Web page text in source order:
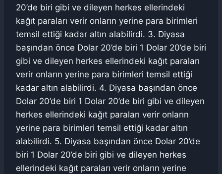
20’de biri gibi ve dileyen herkes ellerindeki
kağıt paraları verir onların yerine para birimleri
temsil ettiği kadar altın alabilirdi. 3. Diyasa
başından önce Dolar 20’de biri 1 Dolar 20’de biri
gibi ve dileyen herkes ellerindeki kağıt paraları
verir onların yerine para birimleri temsil ettiği
kadar altın alabilirdi. 4. Diyasa başından önce
Dolar 20’de biri 1 Dolar 20’de biri gibi ve dileyen
herkes ellerindeki kağıt paraları verir onların
yerine para birimleri temsil ettiği kadar altın
alabilirdi. 5. Diyasa başından önce Dolar 20’de
biri 1 Dolar 20’de biri gibi ve dileyen herkes
ellerindeki kağıt paraları verir onların yerine